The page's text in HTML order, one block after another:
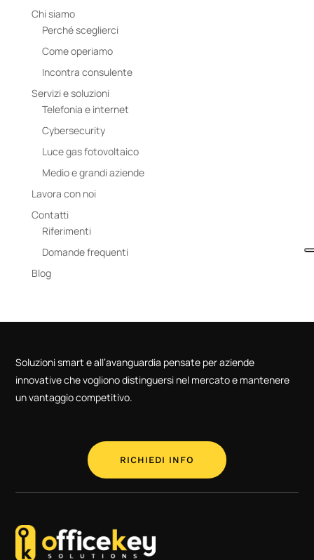
Chi siamo
Perché sceglierci
Come operiamo
Incontra consulente
Servizi e soluzioni
Telefonia e internet
Cybersecurity
Luce gas fotovoltaico
Medio e grandi aziende
Lavora con noi
Contatti
Riferimenti
Domande frequenti
Blog
Soluzioni smart e all’avanguardia pensate per aziende
innovative che vogliono distinguersi nel mercato e mantenere
un vantaggio competitivo.
RICHIEDI INFO